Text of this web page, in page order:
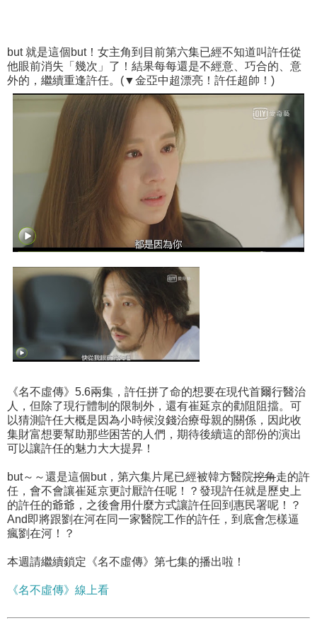
but 就是這個but！女主角到目前第六集已經不知道叫許任從
他眼前消失「幾次」了！結果每每還是不經意、巧合的、意
外的，繼續重逢許任。(▼金亞中超漂亮！許任超帥！)
《名不虛傳》5.6兩集，許任拼了命的想要在現代首爾行醫治
人，但除了現行體制的限制外，還有崔延京的勸阻阻擋。可
以猜測許任大概是因為小時候沒錢治療母親的關係，因此收
集財富想要幫助那些困苦的人們，期待後續這的部份的演出
可以讓許任的魅力大大提昇！
but～～還是這個but，第六集片尾已經被韓方醫院挖角走的許
任，會不會讓崔延京更討厭許任呢！？發現許任就是歷史上
的許任的爺爺，之後會用什麼方式讓許任回到惠民署呢！？
And即將跟劉在河在同一家醫院工作的許任，到底會怎樣逼
瘋劉在河！？
本週請繼續鎖定《名不虛傳》第七集的播出啦！
《名不虛傳》線上看